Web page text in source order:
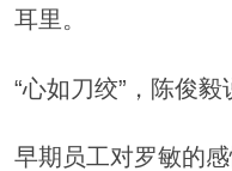
耳里。
“心如刀绞”，陈俊毅
早期员工对罗敏的感